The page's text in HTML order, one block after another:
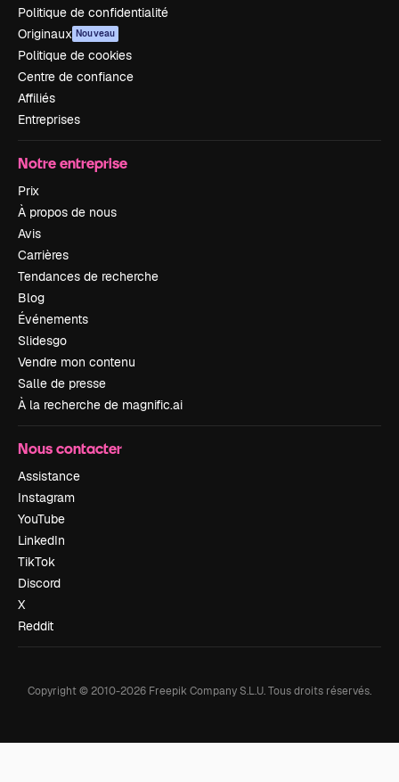
Politique de confidentialité
Originaux Nouveau
Politique de cookies
Centre de confiance
Affiliés
Entreprises
Notre entreprise
Prix
À propos de nous
Avis
Carrières
Tendances de recherche
Blog
Événements
Slidesgo
Vendre mon contenu
Salle de presse
À la recherche de magnific.ai
Nous contacter
Assistance
Instagram
YouTube
LinkedIn
TikTok
Discord
X
Reddit
Copyright © 2010-2026 Freepik Company S.L.U.Tous droits réservés.